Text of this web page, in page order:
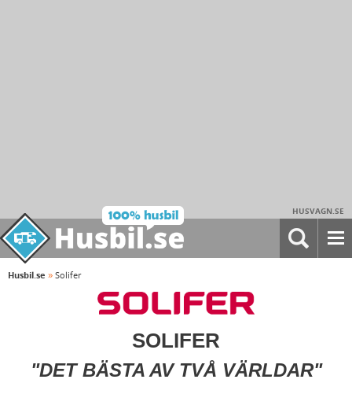
HUSVAGN.SE
Husbil.se » Solifer
SOLIFER
"DET BÄSTA AV TVÅ VÄRLDAR"